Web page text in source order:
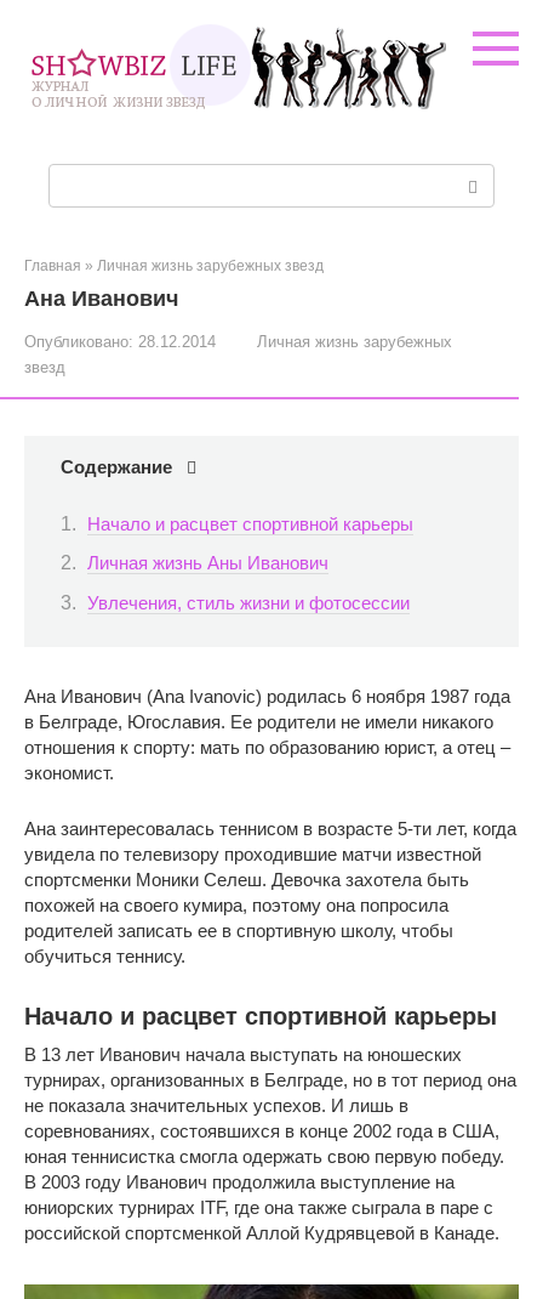
контенту
Главная » Личная жизнь зарубежных звезд
Ана Иванович
Опубликовано: 28.12.2014
Личная жизнь зарубежных
звезд
Содержание
Начало и расцвет спортивной карьеры
Личная жизнь Аны Иванович
Увлечения, стиль жизни и фотосессии
Ана Иванович (Ana Ivanovic) родилась 6 ноября 1987 года
в Белграде, Югославия. Ее родители не имели никакого
отношения к спорту: мать по образованию юрист, а отец –
экономист.
Ана заинтересовалась теннисом в возрасте 5-ти лет, когда
увидела по телевизору проходившие матчи известной
спортсменки Моники Селеш. Девочка захотела быть
похожей на своего кумира, поэтому она попросила
родителей записать ее в спортивную школу, чтобы
обучиться теннису.
Начало и расцвет спортивной карьеры
В 13 лет Иванович начала выступать на юношеских
турнирах, организованных в Белграде, но в тот период она
не показала значительных успехов. И лишь в
соревнованиях, состоявшихся в конце 2002 года в США,
юная теннисистка смогла одержать свою первую победу.
В 2003 году Иванович продолжила выступление на
юниорских турнирах ITF, где она также сыграла в паре с
российской спортсменкой Аллой Кудрявцевой в Канаде.